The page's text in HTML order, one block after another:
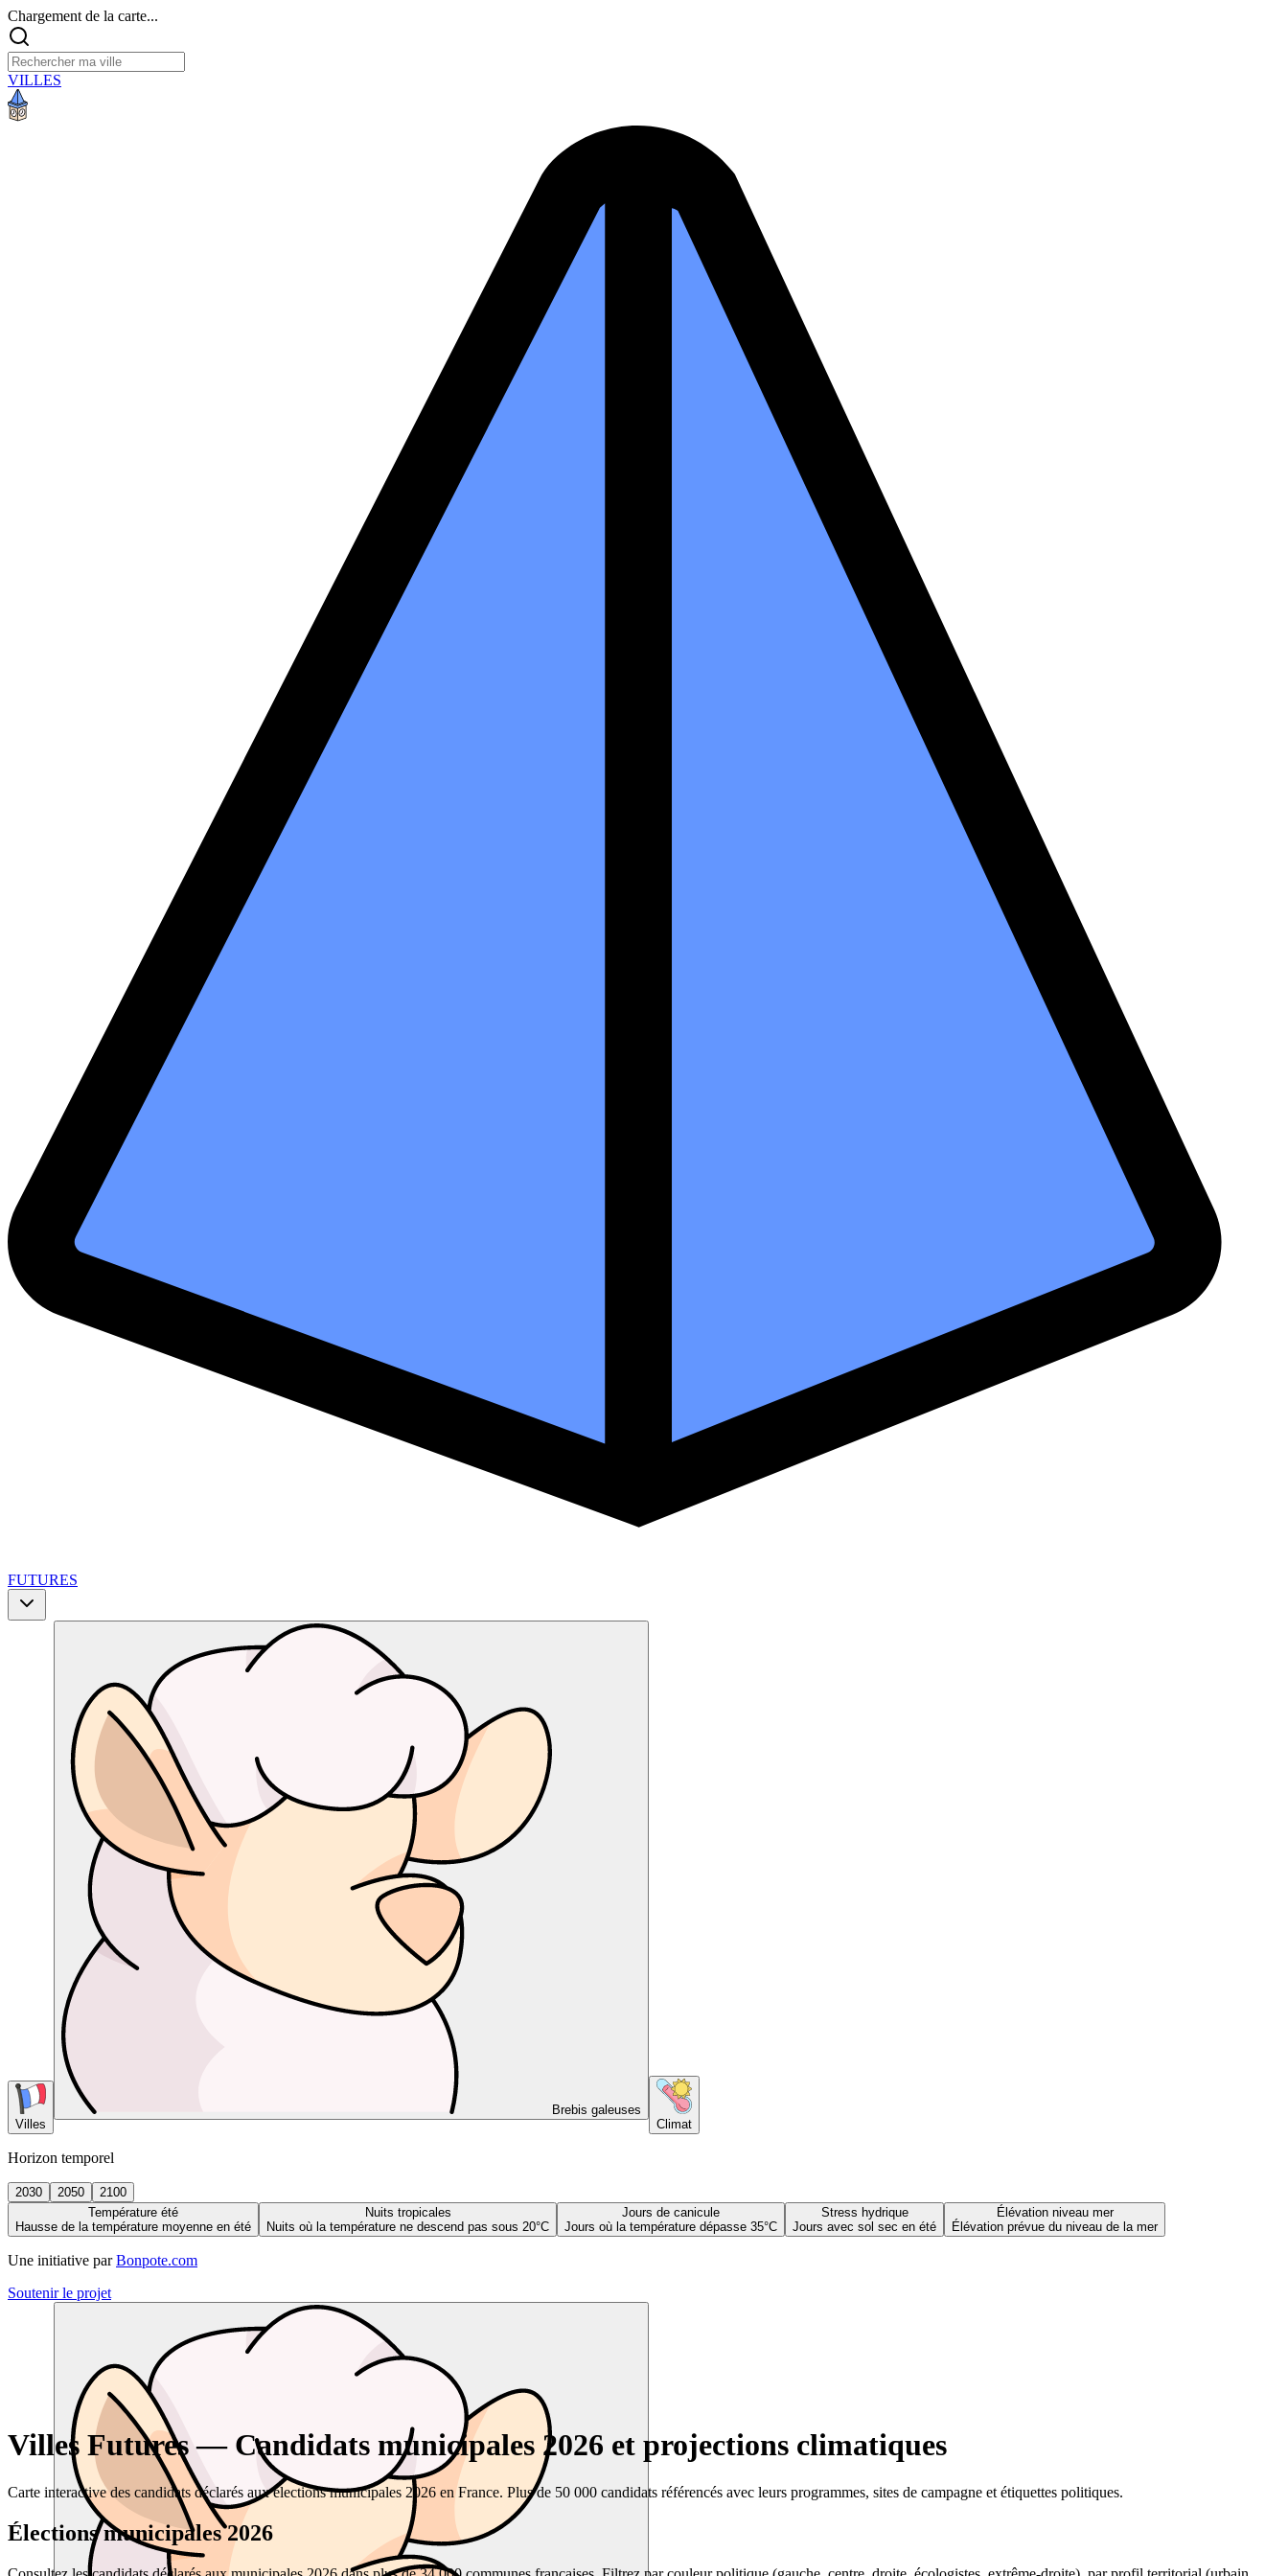
Chargement de la carte...
VILLES
FUTURES
Villes
Brebis galeuses
Climat
Horizon temporel
2030 2050
2100
Température été
Hausse de la température moyenne en été
Nuits tropicales
Nuits où la température ne descend pas sous 20°C
Jours de canicule
Jours où la température dépasse 35°C
Stress hydrique
Jours avec sol sec en été
Élévation niveau mer
Élévation prévue du niveau de la mer
Une initiative par Bonpote.com
Soutenir le projet
Villes Futures — Candidats municipales 2026 et projections climatiques
Carte interactive des candidats déclarés aux élections municipales 2026 en France. Plus de 50 000 candidats référencés avec leurs programmes, sites de campagne et étiquettes politiques.
Élections municipales 2026